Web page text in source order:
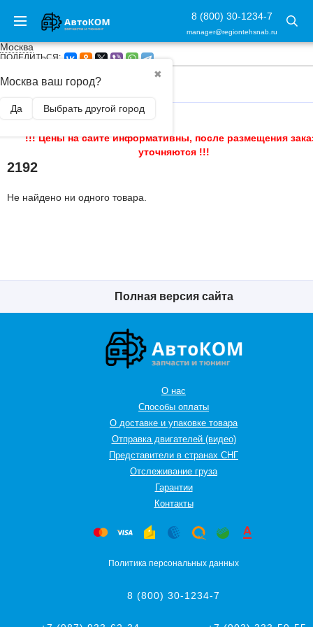
8 (800) 30-1234-7
manager@regiontehsnab.ru
Москва
✖
Москва ваш город?
Да Выбрать другой город
ПОДЕЛИТЬСЯ:
ГЛАВНАЯ /
!!! Цены на сайте информативны, после размещения
уточняются !!!
2192
Не найдено ни одного товара.
Полная версия сайта
О нас
Способы оплаты
О доставке и упаковке товара
Отправка двигателей (видео)
Представители в странах СНГ
Oтслеживание груза
Гарантии
Контакты
Политика персональных данных
8 (800) 30-1234-7